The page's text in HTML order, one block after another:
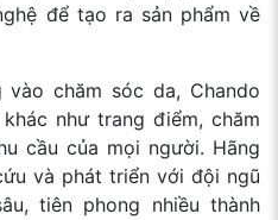
để tạo ra sản phẩm về
chăm sóc da, Chando
như trang điểm, chăm
cầu của mọi người. Hãng
và phát triển với đội ngũ
tiên phong nhiều thành